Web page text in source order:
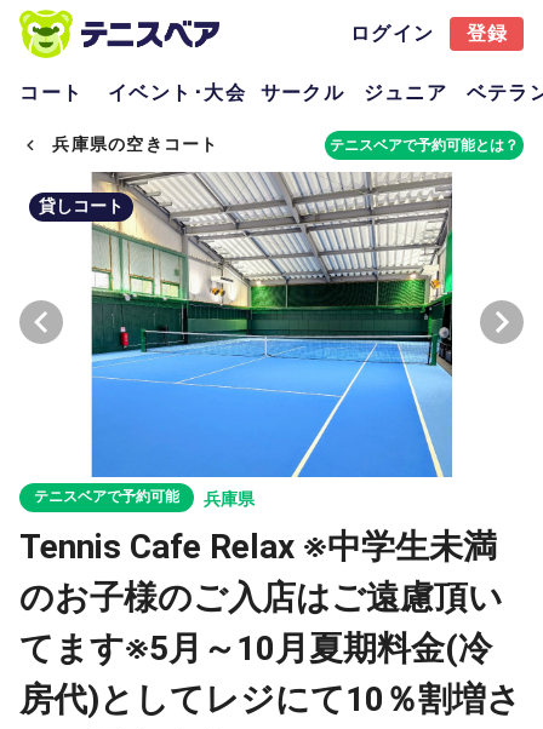
ログイン 登録
コート イベント･大会 サークル ジュニア ベテラ
兵庫県の空きコート テニスベアで予約可能とは？
貸しコート
テニスベアで予約可能 兵庫県
Tennis Cafe Relax ※中学生未満
のお子様のご入店はご遠慮頂い
てます※5月～10月夏期料金(冷
房代)としてレジにて10％割増さ